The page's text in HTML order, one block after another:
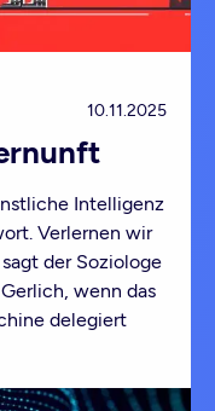
10.11.2025
Intelligenz
Verlernen wir
der Soziologe
wenn das
delegiert